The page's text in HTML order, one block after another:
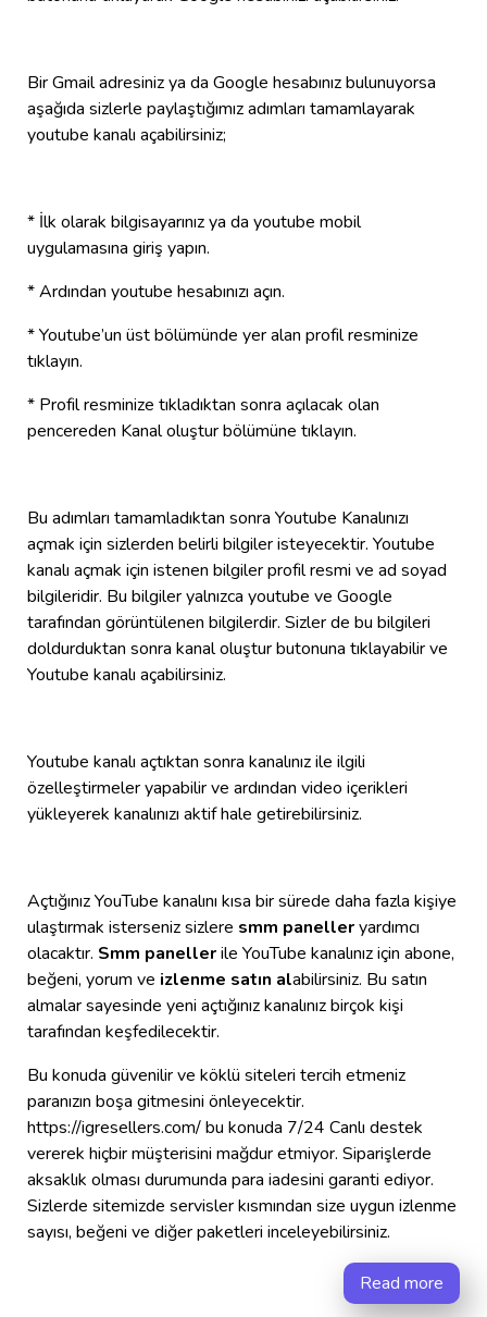
Bir Gmail adresiniz ya da Google hesabınız bulunuyorsa
aşağıda sizlerle paylaştığımız adımları tamamlayarak
youtube kanalı açabilirsiniz;
* İlk olarak bilgisayarınız ya da youtube mobil
uygulamasına giriş yapın.
* Ardından youtube hesabınızı açın.
* Youtube’un üst bölümünde yer alan profil resminize
tıklayın.
* Profil resminize tıkladıktan sonra açılacak olan
pencereden Kanal oluştur bölümüne tıklayın.
Bu adımları tamamladıktan sonra Youtube Kanalınızı
açmak için sizlerden belirli bilgiler isteyecektir. Youtube
kanalı açmak için istenen bilgiler profil resmi ve ad soyad
bilgileridir. Bu bilgiler yalnızca youtube ve Google
tarafından görüntülenen bilgilerdir. Sizler de bu bilgileri
doldurduktan sonra kanal oluştur butonuna tıklayabilir ve
Youtube kanalı açabilirsiniz.
Youtube kanalı açtıktan sonra kanalınız ile ilgili
özelleştirmeler yapabilir ve ardından video içerikleri
yükleyerek kanalınızı aktif hale getirebilirsiniz.
Açtığınız YouTube kanalını kısa bir sürede daha fazla kişiye
ulaştırmak isterseniz sizlere smm panelleryardımcı
olacaktır. Smm panellerile YouTube kanalınız için abone,
beğeni, yorum ve izlenme satın alabilirsiniz. Bu satın
almalar sayesinde yeni açtığınız kanalınız birçok kişi
tarafından keşfedilecektir.
Bu konuda güvenilir ve köklü siteleri tercih etmeniz
paranızın boşa gitmesini önleyecektir.
https://igresellers.com/ bu konuda 7/24 Canlı destek
vererek hiçbir müşterisini mağdur etmiyor. Siparişlerde
aksaklık olması durumunda para iadesini garanti ediyor.
Sizlerde sitemizde servisler kısmından size uygun izlenme
sayısı, beğeni ve diğer paketleri inceleyebilirsiniz.
Read more